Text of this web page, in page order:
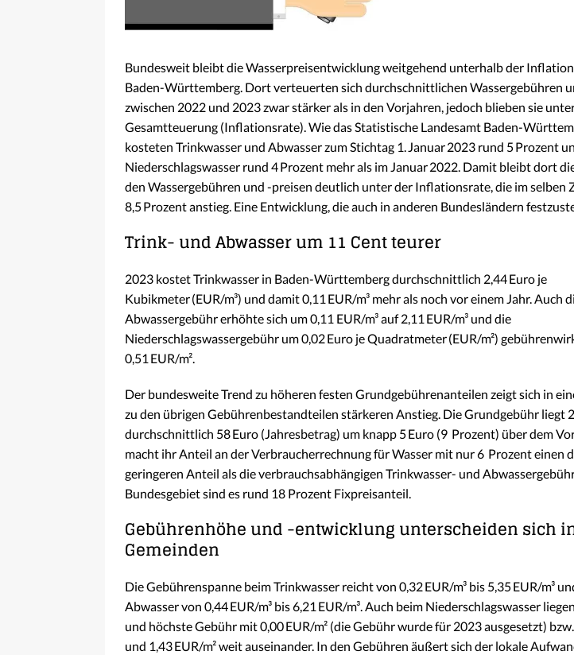
Bundesweit bleibt die Wasserpreisentwicklung weitgehend unterhalb der
Baden-Württemberg. Dort verteuerten sich durchschnittlichen Wassergebühren
zwischen 2022 und 2023 zwar stärker als in den Vorjahren, jedoch blieben sie
Gesamtteuerung (Inflationsrate). Wie das Statistische Landesamt Baden-
kosteten Trinkwasser und Abwasser zum Stichtag 1. Januar 2023 rund 5 Prozent
Niederschlagswasser rund 4 Prozent mehr als im Januar 2022. Damit bleibt dort
den Wassergebühren und -preisen deutlich unter der Inflationsrate, die im selben
8,5 Prozent anstieg. Eine Entwicklung, die auch in anderen Bundesländern
Trink- und Abwasser um 11 Cent teurer
2023 kostet Trinkwasser in Baden-Württemberg durchschnittlich 2,44 Euro je
Kubikmeter (EUR/m³) und damit 0,11 EUR/m³ mehr als noch vor einem Jahr. Auch
Abwassergebühr erhöhte sich um 0,11 EUR/m³ auf 2,11 EUR/m³ und die
Niederschlagswassergebühr um 0,02 Euro je Quadratmeter (EUR/m²)
0,51 EUR/m².
Der bundesweite Trend zu höheren festen Grundgebührenanteilen zeigt sich in
zu den übrigen Gebührenbestandteilen stärkeren Anstieg. Die Grundgebühr liegt
durchschnittlich 58 Euro (Jahresbetrag) um knapp 5 Euro (9 Prozent) über dem
macht ihr Anteil an der Verbraucherrechnung für Wasser mit nur 6 Prozent einen
geringeren Anteil als die verbrauchsabhängigen Trinkwasser- und
Bundesgebiet sind es rund 18 Prozent Fixpreisanteil.
Gebührenhöhe und -entwicklung unterscheiden sich
Gemeinden
Die Gebührenspanne beim Trinkwasser reicht von 0,32 EUR/m³ bis 5,35 EUR/m³
Abwasser von 0,44 EUR/m³ bis 6,21 EUR/m³. Auch beim Niederschlagswasser
und höchste Gebühr mit 0,00 EUR/m² (die Gebühr wurde für 2023 ausgesetzt) bzw.
und 1,43 EUR/m² weit auseinander. In den Gebühren äußert sich der lokale